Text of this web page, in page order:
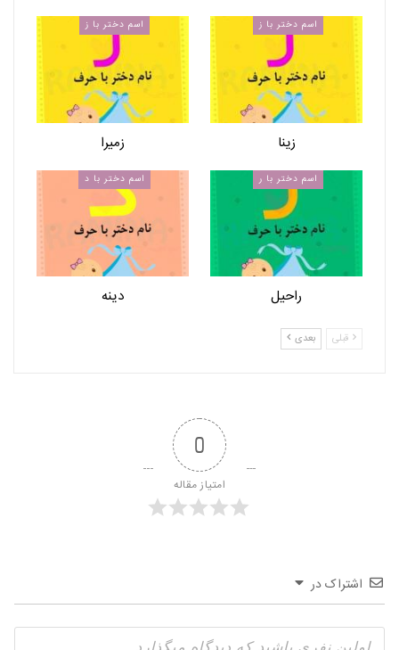
اسم دختر با ز
زینا
اسم دختر با ز
زمیرا
اسم دختر با ر
راحیل
اسم دختر با د
دینه
قبلی بعدی
0
امتیاز مقاله
اشتراک در